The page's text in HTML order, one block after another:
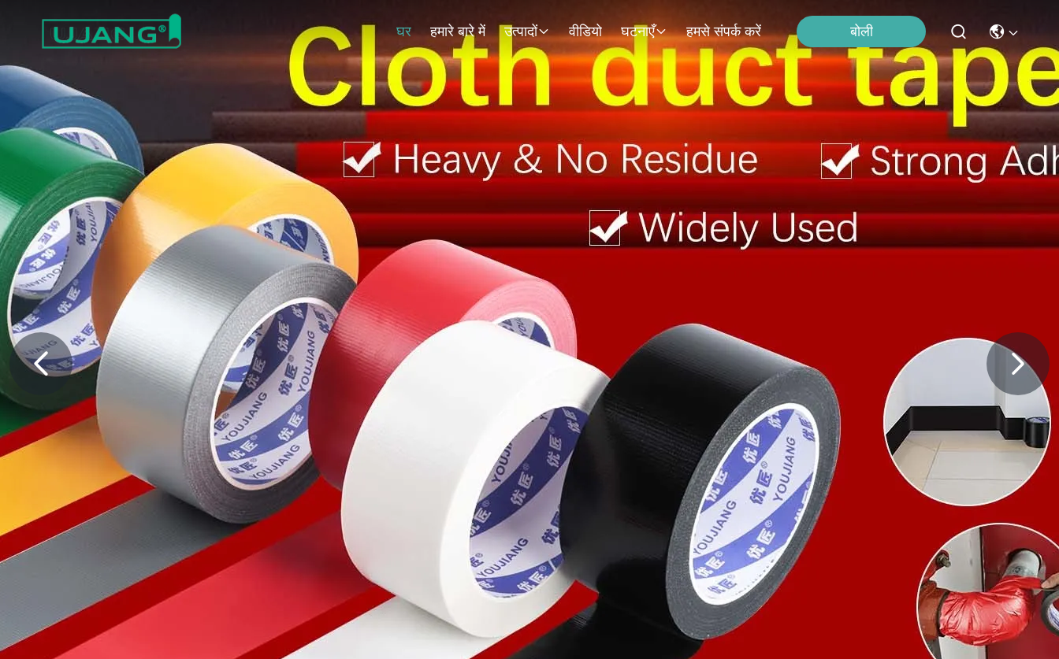
घर हमारे बारे में उत्पादों वीडियो घटनाएँ हमसे संपर्क करें बोली